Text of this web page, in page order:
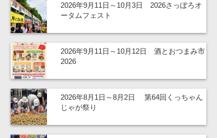
2026年9月11日～10月3日 2026さっぽろオ
ータムフェスト
2026年9月11日～10月12日 酒とおつまみ市
2026
2026年8月1日～8月2日 第64回くっちゃん
じゃが祭り